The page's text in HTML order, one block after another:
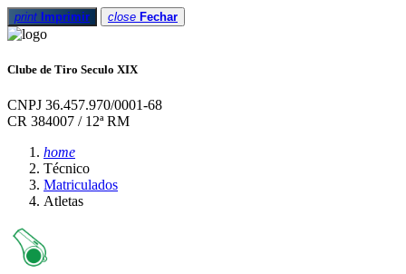
print Imprimir close Fechar
Clube de Tiro Seculo XIX
CNPJ 36.457.970/0001-68
CR 384007 / 12ª RM
home
Técnico
Matriculados
Atletas